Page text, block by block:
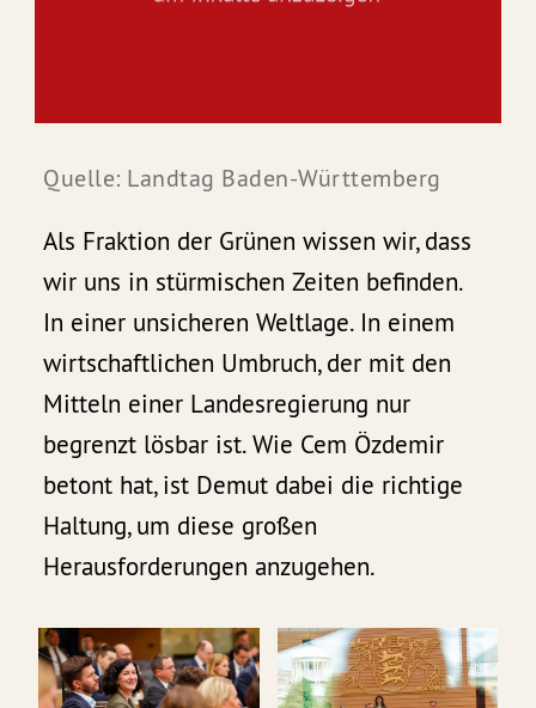
Quelle: Landtag Baden-Württemberg
Als Fraktion der Grünen wissen wir, dass
wir uns in stürmischen Zeiten befinden.
In einer unsicheren Weltlage. In einem
wirtschaftlichen Umbruch, der mit den
Mitteln einer Landesregierung nur
begrenzt lösbar ist. Wie Cem Özdemir
betont hat, ist Demut dabei die richtige
Haltung, um diese großen
Herausforderungen anzugehen.